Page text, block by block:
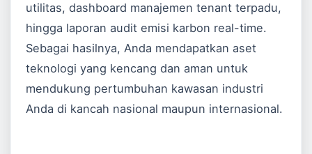
utilitas, dashboard manajemen tenant terpadu,
hingga laporan audit emisi karbon real-time.
Sebagai hasilnya, Anda mendapatkan aset
teknologi yang kencang dan aman untuk
mendukung pertumbuhan kawasan industri
Anda di kancah nasional maupun internasional.